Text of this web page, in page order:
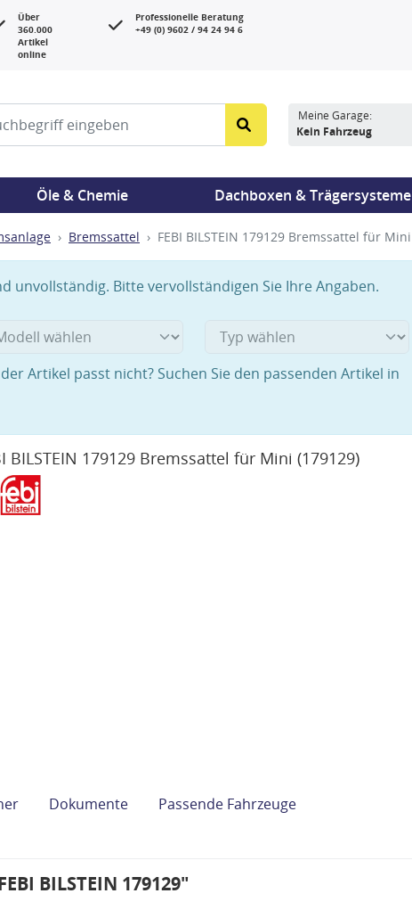
Über
360.000
Artikel
online
Professionelle Beratung
+49 (0) 9602 / 94 24 94 6
Meine Garage:
Kein Fahrzeug
Öle & Chemie Dachboxen & Trägersysteme
Bremssattel FEBI BILSTEIN 179129 Bremssattel für Mini
unvollständig. Bitte vervollständigen Sie Ihre Angaben.
Artikel passt nicht? Suchen Sie den passenden Artikel in
BILSTEIN 179129 Bremssattel für Mini (179129)
Dokumente Passende Fahrzeuge
BILSTEIN 179129"